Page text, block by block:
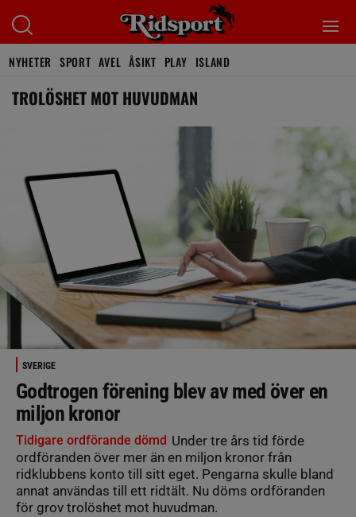
NYHETER SPORT AVEL ÅSIKT PLAY ISLAND
TROLÖSHET MOT HUVUDMAN
SVERIGE
Godtrogen förening blev av med över en
miljon kronor
Tidigare ordförande dömd Under tre års tid förde
ordföranden över mer än en miljon kronor från
ridklubbens konto till sitt eget. Pengarna skulle bland
annat användas till ett ridtält. Nu döms ordföranden
för grov trolöshet mot huvudman.